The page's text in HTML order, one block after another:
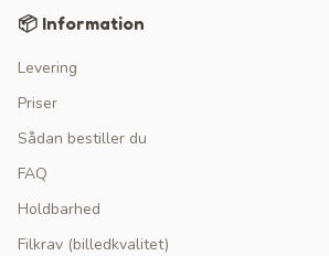
📦 Information
Levering
Priser
Sådan bestiller du
FAQ
Holdbarhed
Filkrav (billedkvalitet)